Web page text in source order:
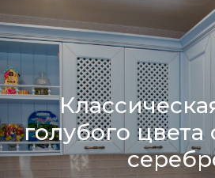
голубого цвета